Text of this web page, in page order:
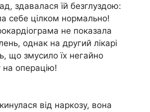
здавалася їй безглуздою:
себе цілком нормально!
не показала
однак на другий лікарі
що змусило їх негайно
на операцію!
від наркозу, вона